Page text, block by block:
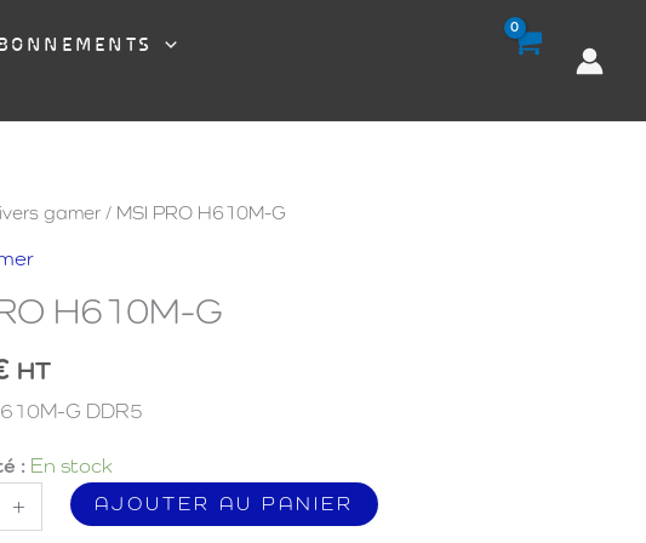
gamer/ MSI PRO H610M-G
H610M-G
HT
G DDR5
: En stock
+ AJOUTER AU PANIER